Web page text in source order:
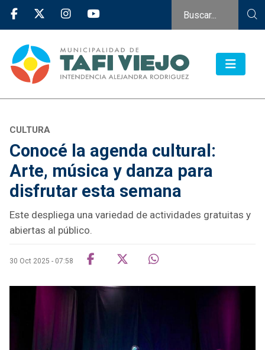
CULTURA
Conocé la agenda cultural:
Arte, música y danza para
disfrutar esta semana
Este despliega una variedad de actividades gratuitas y
abiertas al público.
30 Oct 2025 - 07:58